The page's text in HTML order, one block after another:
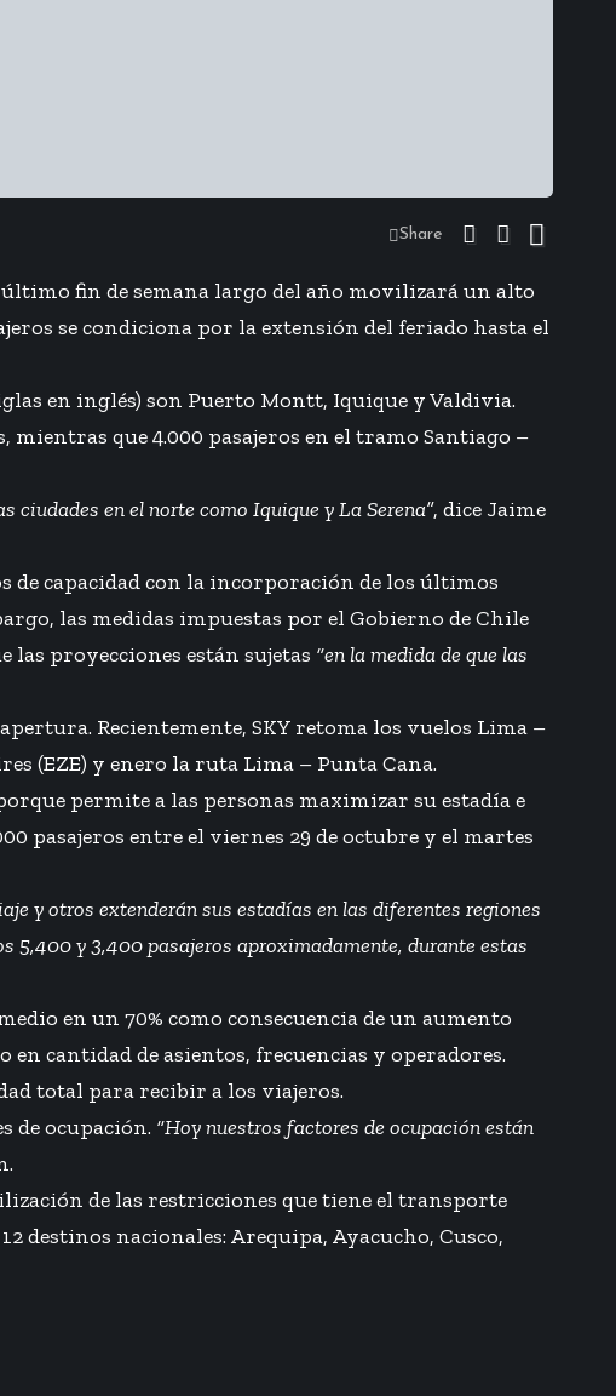
Share
fin de semana largo del año movilizará un alto
se condiciona por la extensión del feriado hasta el
en inglés) son Puerto Montt, Iquique y Valdivia.
mientras que 4.000 pasajeros en el tramo Santiago –
en el norte como Iquique y La Serena”, dice Jaime
de capacidad con la incorporación de los últimos
las medidas impuestas por el Gobierno de Chile
proyecciones están sujetas “en la medida de que las
Recientemente, SKY retoma los vuelos Lima –
(EZE) y enero la ruta Lima – Punta Cana.
permite a las personas maximizar su estadía e
pasajeros entre el viernes 29 de octubre y el martes
y otros extenderán sus estadías en las diferentes regiones
5,400 y 3,400 pasajeros aproximadamente, durante estas
en un 70% como consecuencia de un aumento
cantidad de asientos, frecuencias y operadores.
total para recibir a los viajeros.
de ocupación. “Hoy nuestros factores de ocupación están
de las restricciones que tiene el transporte
destinos nacionales: Arequipa, Ayacucho, Cusco,